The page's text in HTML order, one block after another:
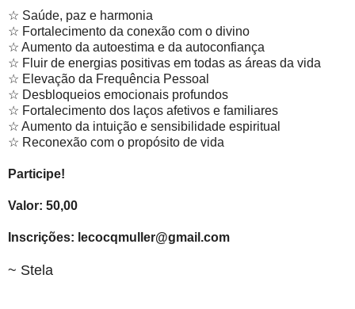
☆ Saúde, paz e harmonia
☆ Fortalecimento da conexão com o divino
☆ Aumento da autoestima e da autoconfiança
☆ Fluir de energias positivas em todas as áreas da vida
☆ Elevação da Frequência Pessoal
☆ Desbloqueios emocionais profundos
☆ Fortalecimento dos laços afetivos e familiares
☆ Aumento da intuição e sensibilidade espiritual
☆ Reconexão com o propósito de vida
Participe!
Valor: 50,00
Inscrições: lecocqmuller@gmail.com
~ Stela